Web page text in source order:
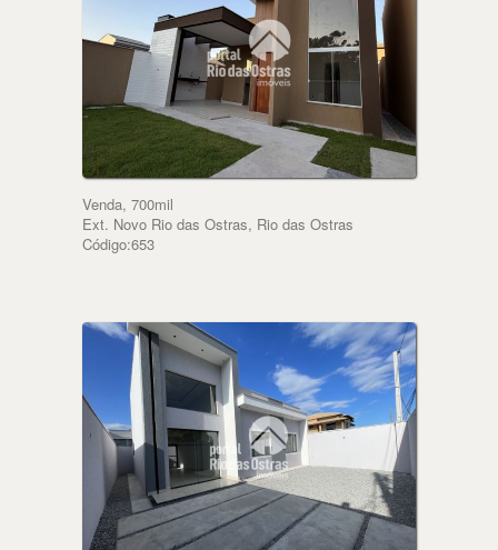
Venda, 700mil
Ext. Novo Rio das Ostras, Rio das Ostras
Código:653